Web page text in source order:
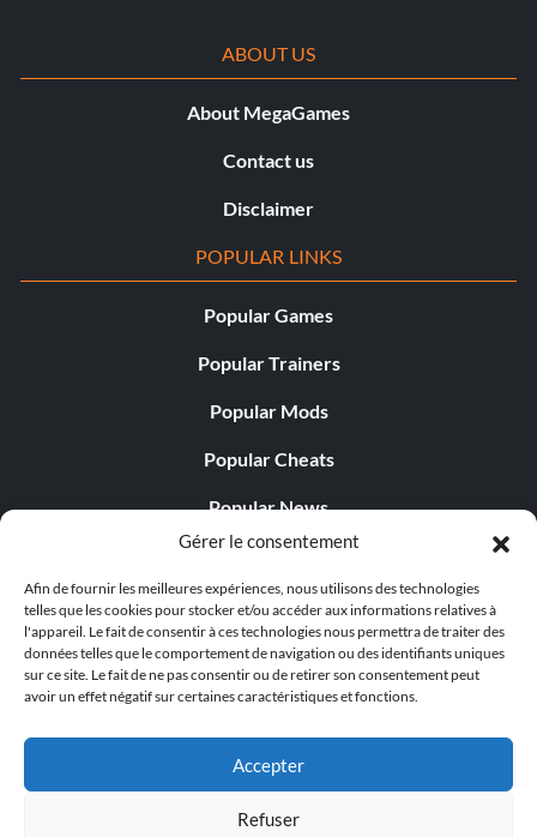
Gérer le consentement
Afin de fournir les meilleures expériences, nous utilisons des technologies
telles que les cookies pour stocker et/ou accéder aux informations relatives à
l'appareil. Le fait de consentir à ces technologies nous permettra de traiter des
données telles que le comportement de navigation ou des identifiants uniques
sur ce site. Le fait de ne pas consentir ou de retirer son consentement peut
avoir un effet négatif sur certaines caractéristiques et fonctions.
Accepter
Refuser
Iron Curtain (Bronze)
Lightning Strikes (Bronze)
Objectif : Tuer 5 gardes en 5 secondes en utilisant
uniquement vos lames cachées.
Looking Good (Bronze)
Objectif : Personnaliser un PERSONA (Multijoueur).
Monster's dance (Bronze)
Objectif : Faire en sorte qu'un garde mette hors d'état de
nuire 3 civils pendant qu'il est empoisonné.
Mosh Pit (Bronze)
Objectif : Faire empoisonner 10 gardes en même temps.
ABOUT US
About MegaGames
Contact us
Disclaimer
POPULAR LINKS
Popular Games
Popular Trainers
Popular Mods
Popular Cheats
Popular News
Popular Editorials
Popular Free Games
LATEST UPDATES